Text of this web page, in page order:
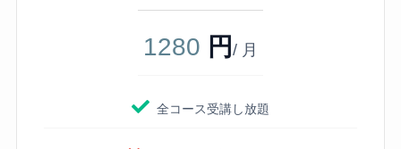
1280 円 / 月
全コース受講し放題